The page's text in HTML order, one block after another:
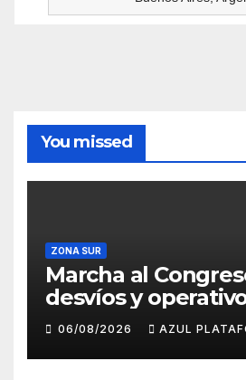
You missed
ZONA SUR
Marcha al
desvíos y
seguridad por la
contra la reforma
de Tierras
06/08/2026 AZUL